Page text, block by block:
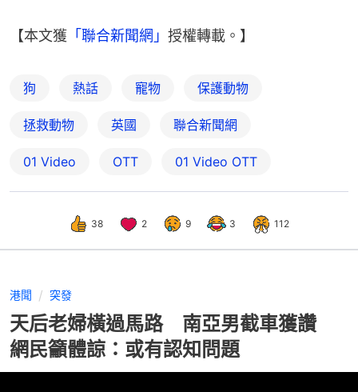
【本文獲 「聯合新聞網」 授權轉載。】
狗 熱話 寵物 保護動物
拯救動物 英國 聯合新聞網
01 Video OTT 01‌ ‌Video‌ ‌OTT
38 2 9 3 112
港聞 突發
天后老婦橫過馬路 南亞男截車獲讚
網民籲體諒：或有認知問題